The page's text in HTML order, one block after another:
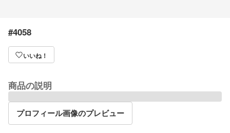
#4058
いいね！
商品の説明
プロフィール画像のプレビュー